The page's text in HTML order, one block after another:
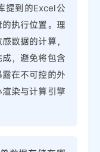
提到的Excel公
执行位置。理
数据的计算，
，避免将包含
在不可控的外
染与计算引擎